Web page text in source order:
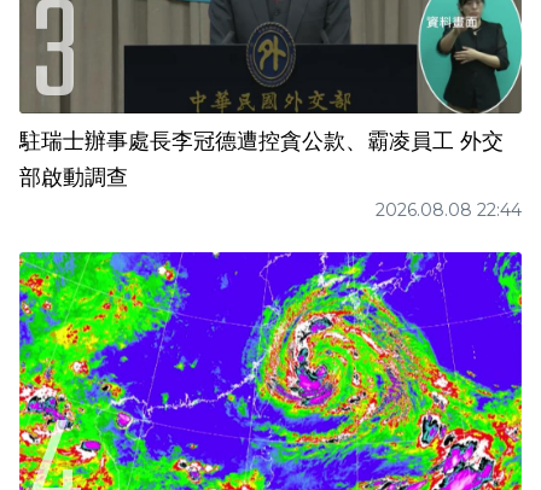
駐瑞士辦事處長李冠德遭控貪公款、霸凌員工 外交
部啟動調查
2026.08.08 22:44